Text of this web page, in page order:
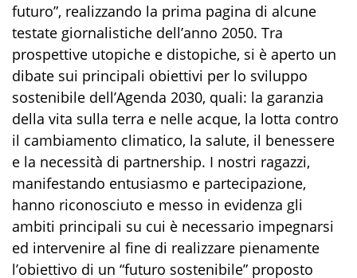
futuro”, realizzando la prima pagina di alcune
testate giornalistiche dell’anno 2050. Tra
prospettive utopiche e distopiche, si è aperto un
dibate sui principali obiettivi per lo sviluppo
sostenibile dell’Agenda 2030, quali: la garanzia
della vita sulla terra e nelle acque, la lotta contro
il cambiamento climatico, la salute, il benessere
e la necessità di partnership. I nostri ragazzi,
manifestando entusiasmo e partecipazione,
hanno riconosciuto e messo in evidenza gli
ambiti principali su cui è necessario impegnarsi
ed intervenire al fine di realizzare pienamente
l’obiettivo di un “futuro sostenibile” proposto